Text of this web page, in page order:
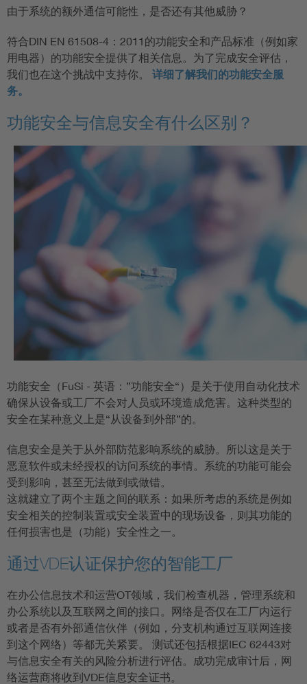
18031-1、-2 和/或 -3 标准进行的认证。除认证证书外，还将
为一年。根据 EN 18031-X 标准（在自愿的基础上或是在符
合性推定受限的情况下）可随时进行欧盟型式认证，并且我
们始终建议这样做，因为这样可以在市场监督审查期间为制
造商提供更高的安全保障。VDE Prüf- und
限公司）的 RED/EMV 公告机构，非常乐意为您提供有关欧
由于系统的额外通信可能性，是否还有其他威胁？
符合DIN EN 61508-4：2011的功能安全和产品标准（例如家
用电器）的功能安全提供了相关信息。为了完成安全评估，
我们也在这个挑战中支持你。 详细了解我们的功能安全服
务。
功能安全与信息安全有什么区别？
功能安全（FuSi - 英语：”功能安全“）是关于使用自动化技术
确保从设备或工厂不会对人员或环境造成危害。这种类型的
安全在某种意义上是“从设备到外部”的。
信息安全是关于从外部防范影响系统的威胁。所以这是关于
恶意软件或未经授权的访问系统的事情。系统的功能可能会
受到影响，甚至无法做到或做错。
这就建立了两个主题之间的联系：如果所考虑的系统是例如
安全相关的控制装置或安全装置中的现场设备，则其功能的
任何损害也是（功能）安全性之一。
通过VDE认证保护您的智能工厂
在办公信息技术和运营OT领域，我们检查机器，管理系统和
办公系统以及互联网之间的接口。网络是否仅在工厂内运行
或者是否有外部通信伙伴（例如，分支机构通过互联网连接
到这个网络）等都无关紧要。 测试还包括根据IEC 62443对
与信息安全有关的风险分析进行评估。成功完成审计后，网
络运营商将收到VDE信息安全证书。